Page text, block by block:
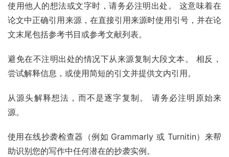
使用他人的想法或文字时，请务必注明出处。 这意味着在
论文中正确引用来源，在直接引用来源时使用引号，并在论
文末尾包括参考书目或参考文献列表。
避免在不注明出处的情况下从来源复制大段文本。 相反，
尝试解释信息，或使用简短的引文并提供文内引用。
从源头解释想法，而不是逐字复制。 请务必注明原始来
源。
使用在线抄袭检查器（例如 Grammarly 或 Turnitin）来帮
助识别您的写作中任何潜在的抄袭实例。